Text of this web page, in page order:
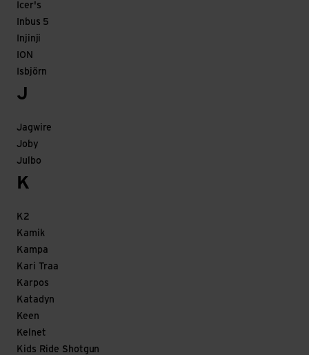
Icer's
Inbus 5
Injinji
ION
Isbjörn
J
Jagwire
Joby
Julbo
K
K2
Kamik
Kampa
Kari Traa
Karpos
Katadyn
Keen
Kelnet
Kids Ride Shotgun